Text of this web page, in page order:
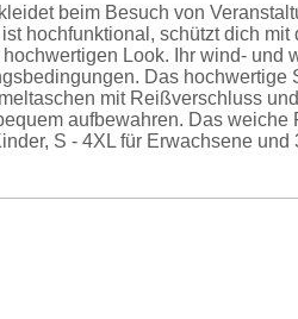
beim Besuch von
hochfunktional, schützt dich mit
Look. Ihr wind- und
Das hochwertige
mit Reißverschluss
aufbewahren. Das weiche
S - 4XL für Erwachsene und